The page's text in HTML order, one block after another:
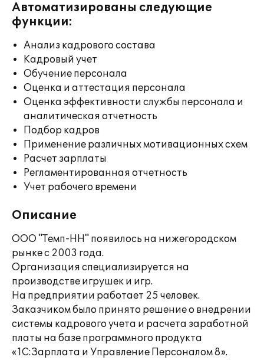
Автоматизированы следующие
функции:
Анализ кадрового состава
Кадровый учет
Обучение персонала
Оценка и аттестация персонала
Оценка эффективности службы персонала и
аналитическая отчетность
Подбор кадров
Применение различных мотивационных схем
Расчет зарплаты
Регламентированная отчетность
Учет рабочего времени
Описание
ООО "Темп-НН" появилось на нижегородском
рынке с 2003 года.
Организация специализируется на
производстве игрушек и игр.
На предприятии работает 25 человек.
Заказчиком было принято решение о внедрении
системы кадрового учета и расчета заработной
платы на базе программного продукта
«1С:Зарплата и Управление Персоналом 8».